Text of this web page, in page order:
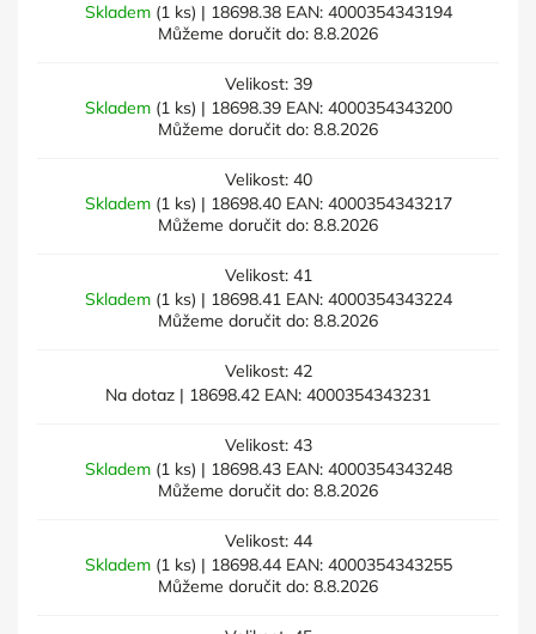
Skladem (1 ks) | 18698.38 EAN: 4000354343194
Můžeme doručit do: 8.8.2026
Velikost: 39
Skladem (1 ks) | 18698.39 EAN: 4000354343200
Můžeme doručit do: 8.8.2026
Velikost: 40
Skladem (1 ks) | 18698.40 EAN: 4000354343217
Můžeme doručit do: 8.8.2026
Velikost: 41
Skladem (1 ks) | 18698.41 EAN: 4000354343224
Můžeme doručit do: 8.8.2026
Velikost: 42
Na dotaz | 18698.42 EAN: 4000354343231
Velikost: 43
Skladem (1 ks) | 18698.43 EAN: 4000354343248
Můžeme doručit do: 8.8.2026
Velikost: 44
Skladem (1 ks) | 18698.44 EAN: 4000354343255
Můžeme doručit do: 8.8.2026